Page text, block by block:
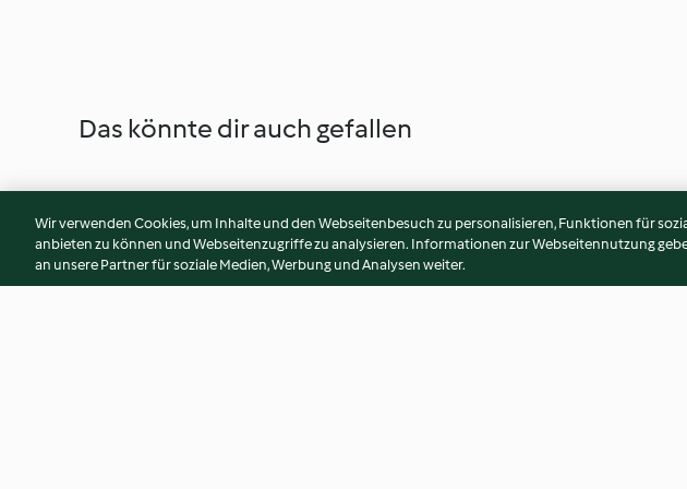
Das könnte dir auch gefallen
Wir verwenden Cookies, um Inhalte und den Webseitenbesuch zu personalisieren, Funktionen für
anbieten zu können und Webseitenzugriffe zu analysieren. Informationen zur Webseitennutzung
an unsere Partner für soziale Medien, Werbung und Analysen weiter.